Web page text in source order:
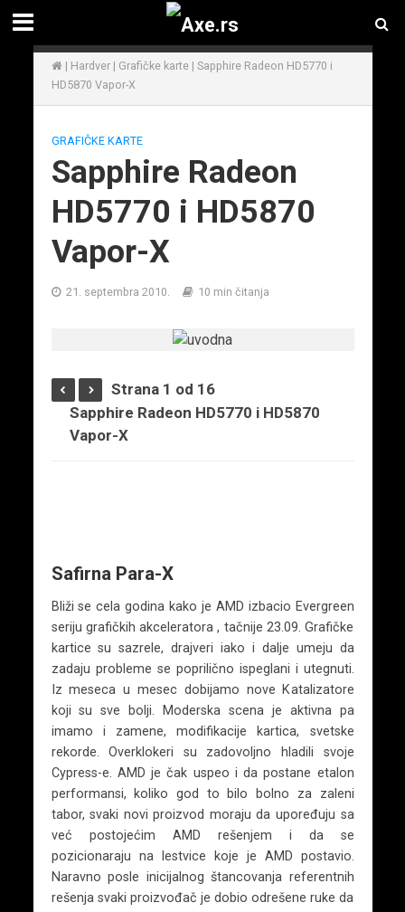
| Hardver| Grafičke karte| Sapphire Radeon HD5770 i
HD5870 Vapor-X
GRAFIČKE KARTE
Sapphire Radeon
HD5770 i HD5870
Vapor-X
21. septembra 2010. 10 min čitanja
Strana 1 od 16
Sapphire Radeon HD5770 i HD5870
Vapor-X
Safirna Para-X
Bliži se cela godina kako je AMD izbacio Evergreen
seriju grafičkih akceleratora , tačnije 23.09. Grafičke
kartice su sazrele, drajveri iako i dalje umeju da
zadaju probleme se poprilično ispeglani i utegnuti.
Iz meseca u mesec dobijamo nove Katalizatore
koji su sve bolji. Moderska scena je aktivna pa
imamo i zamene, modifikacije kartica, svetske
rekorde. Overklokeri su zadovoljno hladili svoje
Cypress-e. AMD je čak uspeo i da postane etalon
performansi, koliko god to bilo bolno za zaleni
tabor, svaki novi proizvod moraju da upoređuju sa
već postojećim AMD rešenjem i da se
pozicionaraju na lestvice koje je AMD postavio.
Naravno posle inicijalnog štancovanja referentnih
rešenja svaki proizvođač je dobio odrešene ruke da